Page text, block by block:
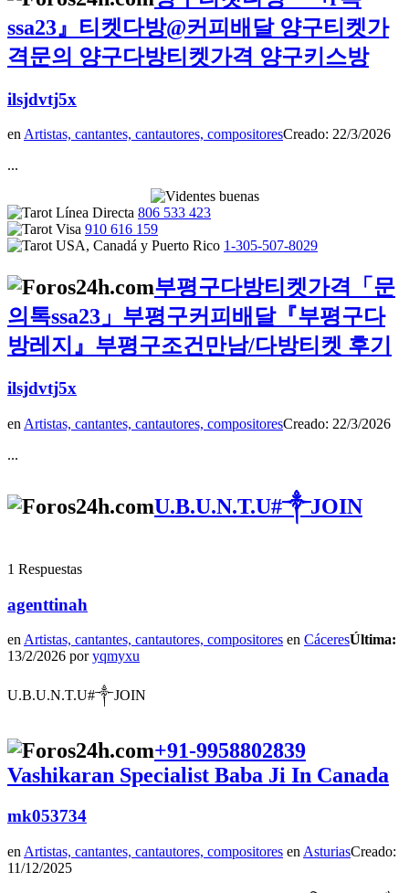
ssa23』티켓다방@커피배달 양구티켓가
격문의 양구다방티켓가격 양구키스방
ilsjdvtj5x
enArtistas, cantantes, cantautores, compositoresCreado: 22/3/2026
...
806 533 423
910 616 159
1-305-507-8029
부평구다방티켓가격「문
의톡ssa23」부평구커피배달『부평구다
방레지』부평구조건만남/다방티켓 후기
ilsjdvtj5x
en Artistas, cantantes, cantautores, compositoresCreado: 22/3/2026
...
U.B.U.N.T.U#༒︎JOIN
1 Respuestas
agenttinah
en Artistas, cantantes, cantautores, compositores en CáceresÚltima:
13/2/2026 poryqmyxu
U.B.U.N.T.U#༒︎JOIN
+91-9958802839
Vashikaran Specialist Baba Ji In Canada
mk053734
en Artistas, cantantes, cantautores, compositores en AsturiasCreado:
11/12/2025